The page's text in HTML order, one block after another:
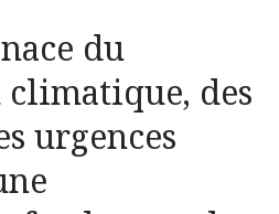
du
climatique, des
urgences